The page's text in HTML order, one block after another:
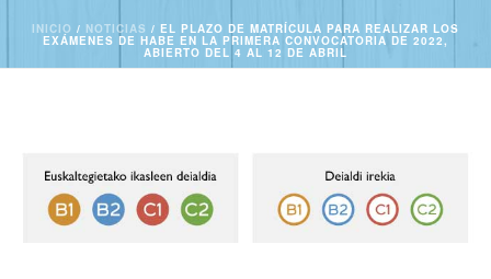
INICIO / NOTICIAS / EL PLAZO DE MATRÍCULA PARA REALIZAR LOS
EXÁMENES DE HABE EN LA PRIMERA CONVOCATORIA DE 2022,
ABIERTO DEL 4 AL 12 DE ABRIL